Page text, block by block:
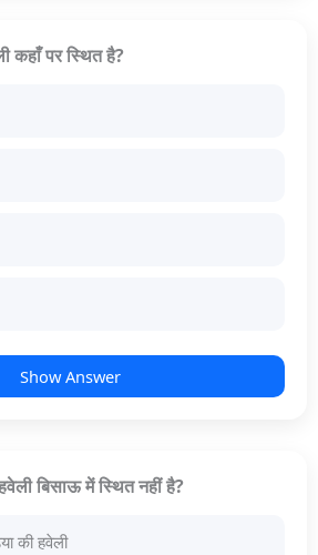
कहाँ पर स्थित है?
Show Answer
बिसाऊ में स्थित नहीं है?
की हवेली